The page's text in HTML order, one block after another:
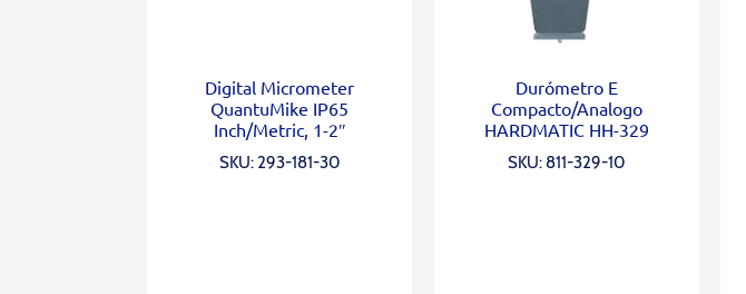
Digital Micrometer
QuantuMike IP65
Inch/Metric, 1-2″
SKU: 293-181-30
Durómetro E
Compacto/Analogo
HARDMATIC HH-329
SKU: 811-329-10